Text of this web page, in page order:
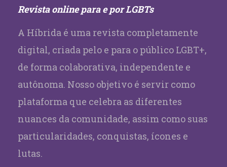
Revista online para e por LGBTs
A Híbrida é uma revista completamente
digital, criada pelo e para o público LGBT+,
de forma colaborativa, independente e
autônoma. Nosso objetivo é servir como
plataforma que celebra as diferentes
nuances da comunidade, assim como suas
particularidades, conquistas, ícones e
lutas.